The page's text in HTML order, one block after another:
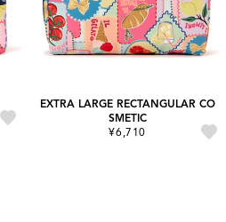
EXTRA LARGE RECTANGULAR CO
SMETIC
¥6,710